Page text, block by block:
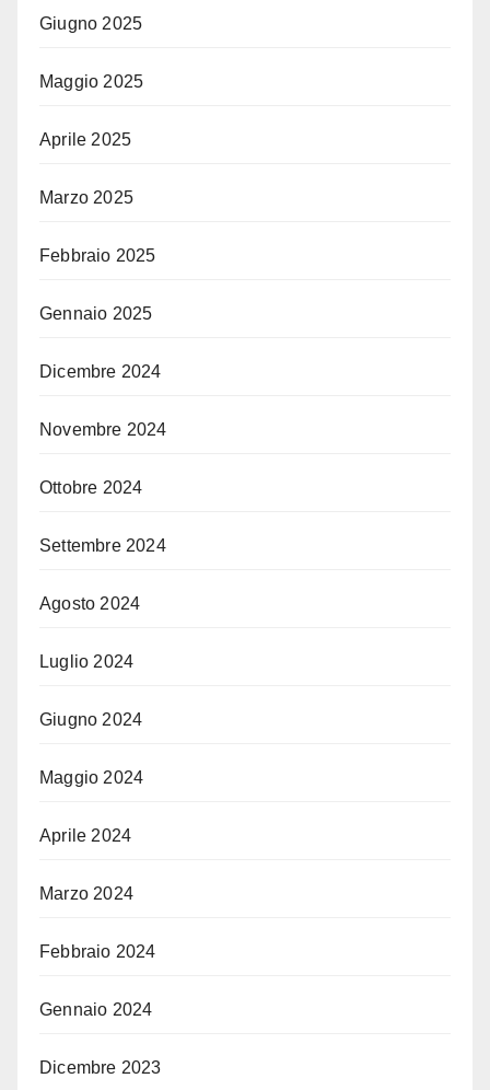
Giugno 2025
Maggio 2025
Aprile 2025
Marzo 2025
Febbraio 2025
Gennaio 2025
Dicembre 2024
Novembre 2024
Ottobre 2024
Settembre 2024
Agosto 2024
Luglio 2024
Giugno 2024
Maggio 2024
Aprile 2024
Marzo 2024
Febbraio 2024
Gennaio 2024
Dicembre 2023